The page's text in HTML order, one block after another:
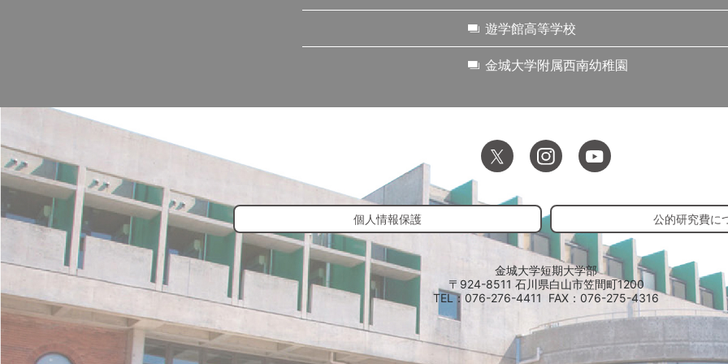
遊学館高等学校
金城大学附属西南幼稚園
個人情報保護 公的研究費に
金城大学短期大学部
〒924-8511 石川県白山市笠間町1200
TEL：076-276-4411
FAX：076-275-4316